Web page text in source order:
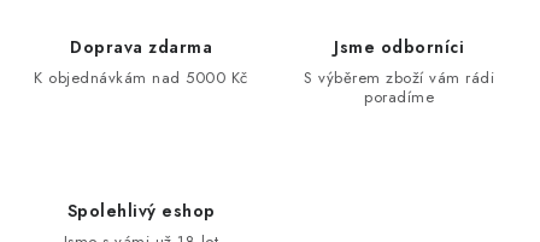
Doprava zdarma
K objednávkám nad 5000 Kč
Jsme odborníci
S výběrem zboží vám rádi
poradíme
Spolehlivý eshop